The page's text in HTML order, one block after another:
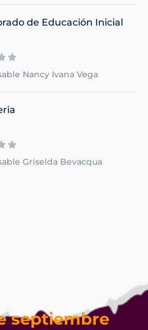
de Educación Inicial
Nancy Ivana Vega
Griselda Bevacqua
septiembre